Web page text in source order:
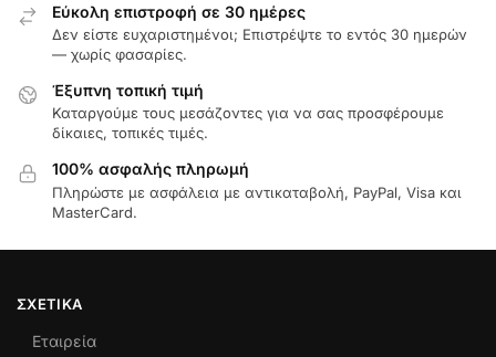
Εύκολη επιστροφή σε 30 ημέρες
Δεν είστε ευχαριστημένοι; Επιστρέψτε το εντός 30 ημερών
— χωρίς φασαρίες.
Έξυπνη τοπική τιμή
Καταργούμε τους μεσάζοντες για να σας προσφέρουμε
δίκαιες, τοπικές τιμές.
100% ασφαλής πληρωμή
Πληρώστε με ασφάλεια με αντικαταβολή, PayPal, Visa και
MasterCard.
ΣΧΕΤΙΚΆ
Εταιρεία